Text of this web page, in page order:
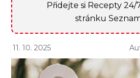
Přidejte si Recepty 24/
stránku
11. 10. 2025